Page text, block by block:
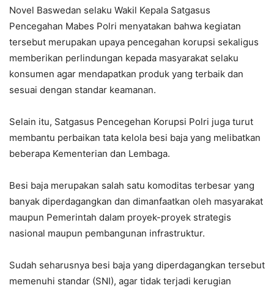
Novel Baswedan selaku Wakil Kepala Satgasus
Pencegahan Mabes Polri menyatakan bahwa kegiatan
tersebut merupakan upaya pencegahan korupsi sekaligus
memberikan perlindungan kepada masyarakat selaku
konsumen agar mendapatkan produk yang terbaik dan
sesuai dengan standar keamanan.
Selain itu, Satgasus Pencegehan Korupsi Polri juga turut
membantu perbaikan tata kelola besi baja yang melibatkan
beberapa Kementerian dan Lembaga.
Besi baja merupakan salah satu komoditas terbesar yang
banyak diperdagangkan dan dimanfaatkan oleh masyarakat
maupun Pemerintah dalam proyek-proyek strategis
nasional maupun pembangunan infrastruktur.
Sudah seharusnya besi baja yang diperdagangkan tersebut
memenuhi standar (SNI), agar tidak terjadi kerugian